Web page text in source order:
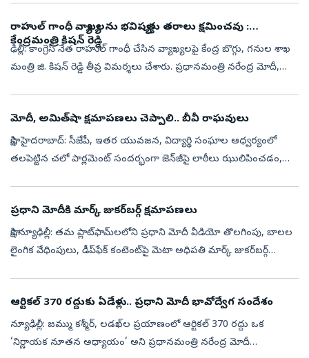
రాహుల్ గాంధీ వ్యాఖ్యలను భవిష్యత్తు తరాలు క్షమించవు :
కేంద్రమంత్రి కిషన్ రెడ్డి
ఢిల్లీ: కాంగ్రెస్ నేత రాహుల్ గాంధీ చేసిన వ్యాఖ్యలపై కేంద్ర బొగ్గు, గనుల శాఖ
మంత్రి జి. కిషన్ రెడ్డి తీవ్ర విమర్శలు చేశారు. ప్రధానమంత్రి నరేంద్ర మోదీ,
మోదీ, అమిత్‌‌షా క్షమాపణలు చెప్పాలి.. బీవీ రాఘవులు
సాక్షి, హైదరాబాద్‌: సీజేపీ, ఇతర యువజన, విద్యార్థి సంఘాల ఆధ్వర్యంలో
తలపెట్టిన చలో పార్లమెంట్‌ ‌సందర్భంగా జెన్‌‌జీపై లాఠీలు ఝులిపించడం,
ప్రధాని మోదీకి మార్క్‌ జుకర్‌బర్గ్‌ క్షమాపణలు
సాక్షి,న్యూఢిల్లీ: తమ ప్లాట్‌ఫామ్‌లలోని ప్రధాని మోదీ వీడియో తొలగింపు, బాలల
లైంగిక వేధింపులు, డీప్‌ఫేక్ కంటెంట్‌పై మెటా అధిపతి మార్క్ జుకర్‌బర్గ్
ఆర్టికల్ 370 రద్దుకు ఏడేళ్లు.. ప్రధాని మోదీ భావోద్వేగ సందేశం
న్యూఢిల్లీ: జమ్ము కశ్మీర్, లడఖ్‌ల ప్రయాణంలో ఆర్టికల్ 370 రద్దు ఒక
‘నిర్ణాయక నూతన అధ్యాయం’ అని ప్రధానమంత్రి నరేంద్ర మోదీ